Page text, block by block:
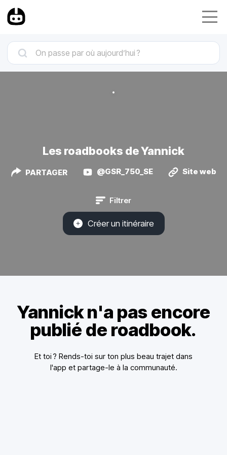
Les roadbooks de Yannick
PARTAGER @GSR_750_SE Site web
Filtrer
Créer un itinéraire
Yannick n'a pas encore
publié de roadbook.
Et toi ? Rends-toi sur ton plus beau trajet dans
l'app et partage-le à la communauté.